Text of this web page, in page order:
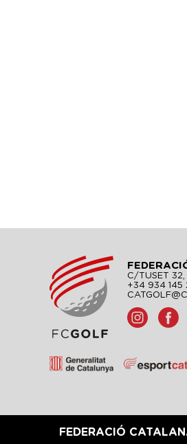
C/TUSET
+34 934 145
FEDERACIÓ